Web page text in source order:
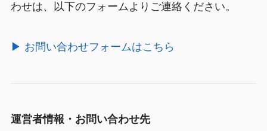
わせは、以下のフォームよりご連絡ください。
▶ お問い合わせフォームはこちら
運営者情報・お問い合わせ先